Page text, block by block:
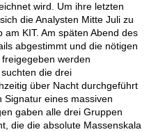
wird. Um ihre letzten
die Analysten Mitte Juli zu
KIT. Am späten Abend des
abgestimmt und die nötigen
werden
die drei
über Nacht durchgeführt
eines massiven
gaben alle drei Gruppen
die die absolute Massenskala